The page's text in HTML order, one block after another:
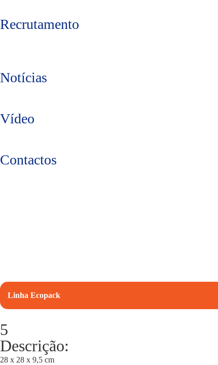
Recrutamento
Notícias
Vídeo
Contactos
Linha Ecopack
5
Descrição:
28 x 28 x 9,5 cm